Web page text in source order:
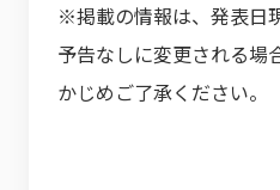
※掲載の情報は、発表日
予告なしに変更される場
かじめご了承ください。